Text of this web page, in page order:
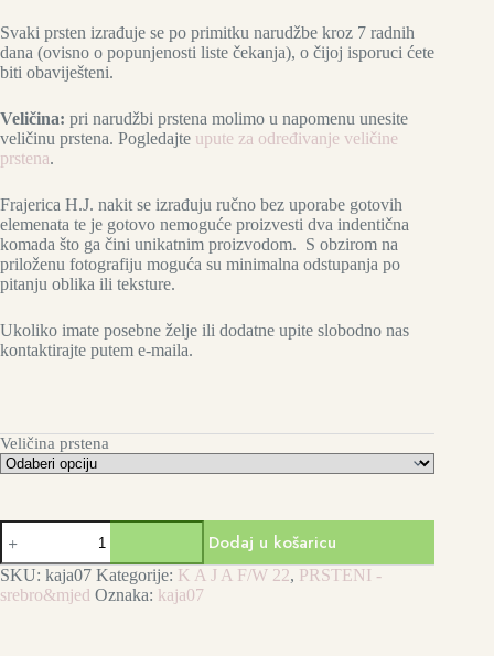
Svaki prsten izrađuje se po primitku narudžbe kroz 7 radnih
dana (ovisno o popunjenosti liste čekanja), o čijoj isporuci ćete
biti obaviješteni.
Veličina: pri narudžbi prstena molimo u napomenu unesite
veličinu prstena. Pogledajte upute za određivanje veličine
prstena.
Frajerica H.J. nakit se izrađuju ručno bez uporabe gotovih
elemenata te je gotovo nemoguće proizvesti dva indentična
komada što ga čini unikatnim proizvodom. S obzirom na
priloženu fotografiju moguća su minimalna odstupanja po
pitanju oblika ili teksture.
Ukoliko imate posebne želje ili dodatne upite slobodno nas
kontaktirajte putem e-maila.
Veličina prstena
Round
silver
prsten
količina
Dodaj u košaricu
SKU: kaja07 Kategorije: K A J A F/W 22, PRSTENI -
srebro&mjed Oznaka: kaja07